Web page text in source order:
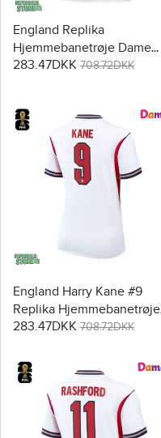
England Replika
Hjemmebanetrøje Dame
VM 2026 Kortærmet
283.47DKK 708.72DKK
England Harry Kane #9
Replika Hjemmebanetrøje
Dame VM 2026 Kortærmet
283.47DKK 708.72DKK